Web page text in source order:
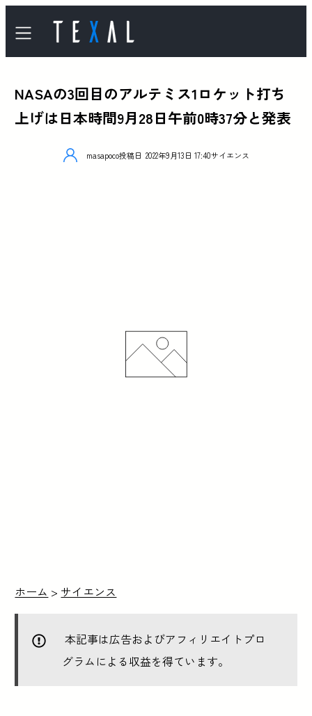
NASAの3回目のアルテミス1ロケット打ち
上げは日本時間9月28日午前0時37分と発表
masapoco投稿日 2022年9月13日 17:40サイエンス
ホーム > サイエンス
本記事は広告およびアフィリエイトプロ
グラムによる収益を得ています。